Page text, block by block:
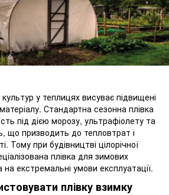
у теплицях висуває підвищені
Стандартна сезонна плівка
під дією морозу, ультрафіолету та
що призводить до тепловтрат і
Тому при будівництві цілорічної
плівка для зимових
екстремальні умови експлуатації.
плівку взимку